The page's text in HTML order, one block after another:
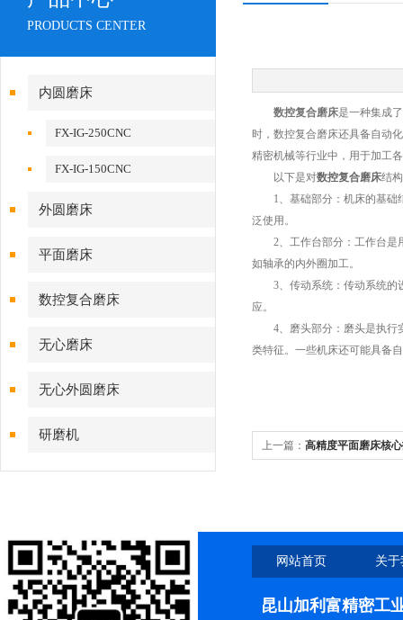
PRODUCTS CENTER
内圆磨床
FX-IG-250CNC
FX-IG-150CNC
外圆磨床
平面磨床
数控复合磨床
无心磨床
无心外圆磨床
研磨机
数控复合磨床是一种集成
时，数控复合磨床还具备自动
精密机械等行业中，用于加工
以下是对数控复合磨床结
1、基础部分：机床的基础结
泛使用。
2、工作台部分：工作台是用
如轴承的内外圈加工。
3、传动系统：传动系统的设
应。
4、磨头部分：磨头是执行实
类特征。一些机床还可能具备
上一篇： 高精度平面磨床核
网站首页 关
昆山加利富精密工